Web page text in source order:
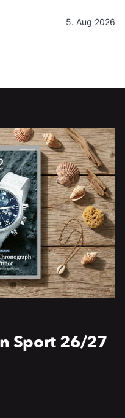
5. Aug 2026
Sport 26/27